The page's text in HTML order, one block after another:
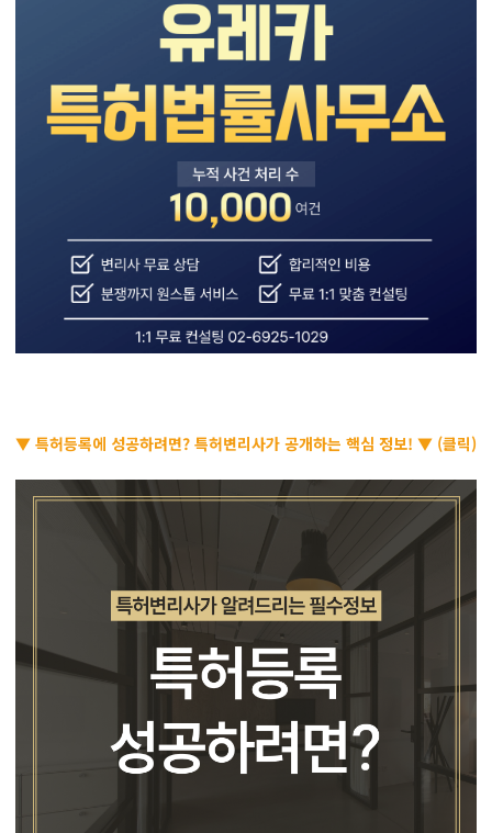
▼ 특허등록에 성공하려면? 특허변리사가 공개하는 핵심 정보! ▼ (클릭)